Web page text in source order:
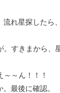
れ星探したら
すきまから、
～ん！！！
最後に確認。